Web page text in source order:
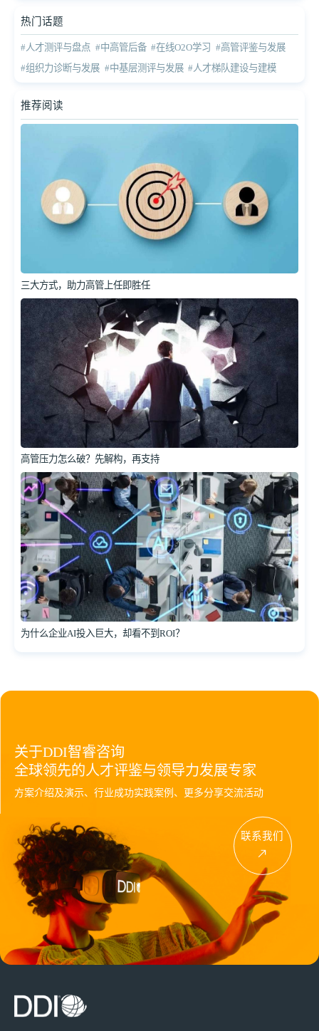
热门话题
#人才测评与盘点 #中高管后备 #在线O2O学习 #高管评鉴与发展
#组织力诊断与发展 #中基层测评与发展 #人才梯队建设与建模
推荐阅读
三大方式，助力高管上任即胜任
高管压力怎么破？先解构，再支持
为什么企业AI投入巨大，却看不到ROI？
关于DDI智睿咨询
全球领先的人才评鉴与领导力发展专家
方案介绍及演示、行业成功实践案例、更多分享交流活动
联系我们